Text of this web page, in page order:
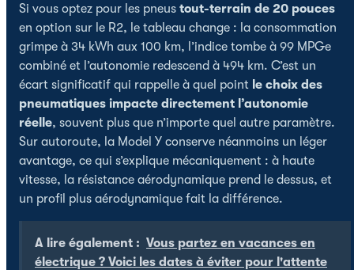
Si vous optez pour les pneus tout-terrain de 20 pouces
en option sur le R2, le tableau change : la consommation
grimpe à 34 kWh aux 100 km, l’indice tombe à 99 MPGe
combiné et l’autonomie redescend à 494 km. C’est un
écart significatif qui rappelle à quel point le choix des
pneumatiques impacte directement l’autonomie
réelle, souvent plus que n’importe quel autre paramètre.
Sur autoroute, la Model Y conserve néanmoins un léger
avantage, ce qui s’explique mécaniquement : à haute
vitesse, la résistance aérodynamique prend le dessus, et
un profil plus aérodynamique fait la différence.
A lire également : Vous partez en vacances en
électrique ? Voici les dates à éviter pour l'attente